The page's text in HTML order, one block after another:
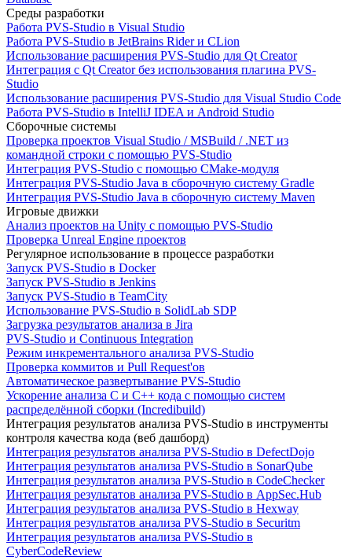
Среды разработки
Работа PVS-Studio в Visual Studio
Работа PVS-Studio в JetBrains Rider и CLion
Использование расширения PVS-Studio для Qt Creator
Интеграция с Qt Creator без использования плагина PVS-
Studio
Использование расширения PVS-Studio для Visual Studio Code
Работа PVS-Studio в IntelliJ IDEA и Android Studio
Сборочные системы
Проверка проектов Visual Studio / MSBuild / .NET из
командной строки с помощью PVS-Studio
Интеграция PVS-Studio с помощью CMake-модуля
Интеграция PVS-Studio Java в сборочную систему Gradle
Интеграция PVS-Studio Java в сборочную систему Maven
Игровые движки
Анализ проектов на Unity с помощью PVS-Studio
Проверка Unreal Engine проектов
Регулярное использование в процессе разработки
Запуск PVS-Studio в Docker
Запуск PVS-Studio в Jenkins
Запуск PVS-Studio в TeamCity
Использование PVS-Studio в SolidLab SDP
Загрузка результатов анализа в Jira
PVS-Studio и Continuous Integration
Режим инкрементального анализа PVS-Studio
Проверка коммитов и Pull Request'ов
Автоматическое развертывание PVS-Studio
Ускорение анализа C и C++ кода с помощью систем
распределённой сборки (Incredibuild)
Интеграция результатов анализа PVS-Studio в инструменты
контроля качества кода (веб дашборд)
Интеграция результатов анализа PVS-Studio в DefectDojo
Интеграция результатов анализа PVS-Studio в SonarQube
Интеграция результатов анализа PVS-Studio в CodeChecker
Интеграция результатов анализа PVS-Studio в AppSec.Hub
Интеграция результатов анализа PVS-Studio в Hexway
Интеграция результатов анализа PVS-Studio в Securitm
Интеграция результатов анализа PVS-Studio в
CyberCodeReview